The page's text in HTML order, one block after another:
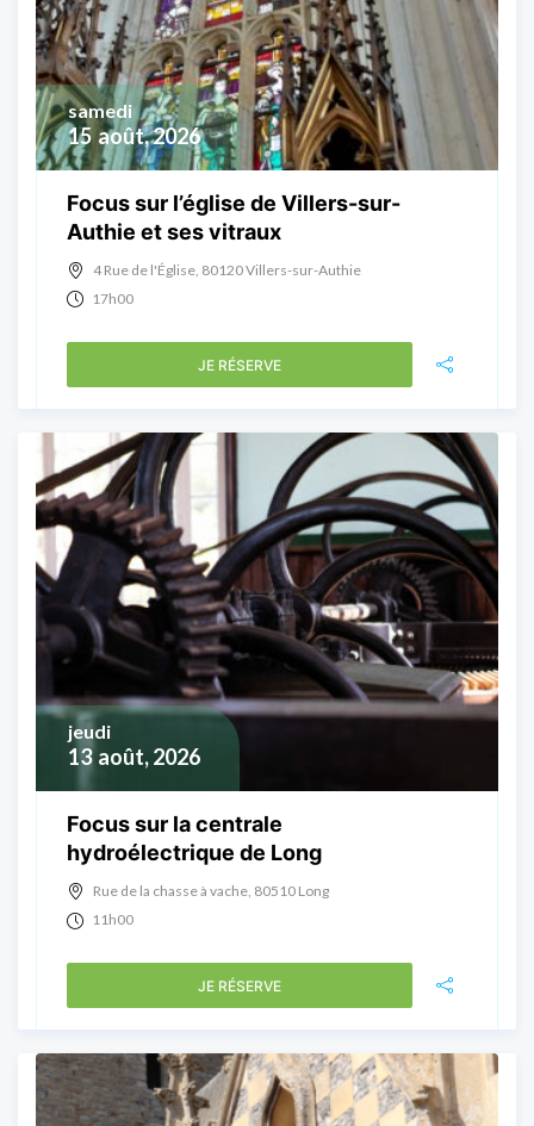
15 août, 2026
samedi
Focus sur l’église de Villers-sur-
Authie et ses vitraux
4 Rue de l'Église, 80120 Villers-sur-Authie
17h00
JE RÉSERVE
13 août, 2026
jeudi
Focus sur la centrale
hydroélectrique de Long
Rue de la chasse à vache, 80510 Long
11h00
JE RÉSERVE